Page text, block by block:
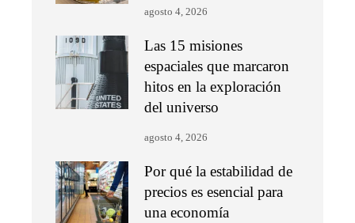
agosto 4, 2026
Las 15 misiones
espaciales que marcaron
hitos en la exploración
del universo
agosto 4, 2026
Por qué la estabilidad de
precios es esencial para
una economía